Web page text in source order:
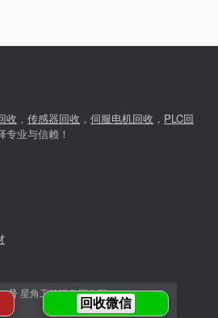
回收微信
收 ， 传感器回收 ， 伺服电机回收 ， PLC回
业与信赖！
号星角工控设备回收网© 2026